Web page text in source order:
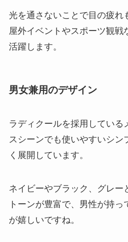
光を通さないことで目の疲れ
屋外イベントやスポーツ観戦
活躍します。
男女兼用のデザイン
ラディクールを採用している
スシーンでも使いやすいシン
く展開しています。
ネイビーやブラック、グレー
トーンが豊富で、男性が持
が嬉しいですね。